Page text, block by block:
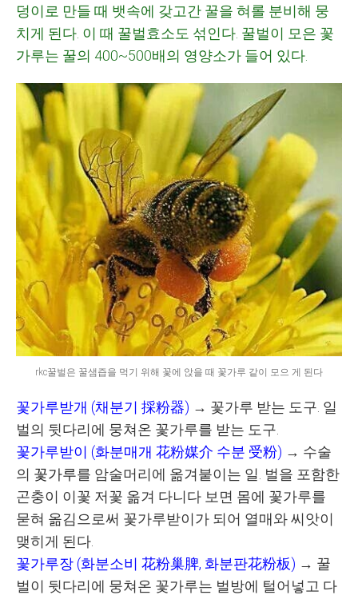
덩이로 만들 때 뱃속에 갖고간 꿀을 혀롤 분비해 뭉
치게 된다. 이 때 꿀벌효소도 섞인다. 꿀벌이 모은 꽃
가루는 꿀의 400~500배의 영양소가 들어 있다
rkc꿀벌은 꿀샘즙을 먹기 위해 꽃에 앉을 때 꽃가루 같이 모으 게 된다
꽃가루받개 (채분기 採粉器) → 꽃가루 받는 도구 일
벌의 뒷다리에 뭉쳐온 꽃가루를 받는 도구
꽃가루받이 (화분매개 花粉媒介 수분 受粉) → 수술
의 꽃가루를 암술머리에 옮겨붙이는 일 벌을 포함한
곤충이 이꽃 저꽃 옮겨 다니다 보면 몸에 꽃가루를
묻혀 옮김으로써 꽃가루받이가 되어 열매와 씨앗이
맺히게 된다
꽃가루장 (화분소비 花粉巢脾, 화분판花粉板) → 꿀
벌이 뒷다리에 뭉쳐온 꽃가루는 벌방에 털어넣고 다